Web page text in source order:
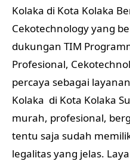
Kolaka di Kota Kolaka
Cekotechnology yang
dukungan TIM
Profesional,
percaya sebagai
Kolaka di Kota Kolaka
murah, profesional,
tentu saja sudah
legalitas yang jelas.